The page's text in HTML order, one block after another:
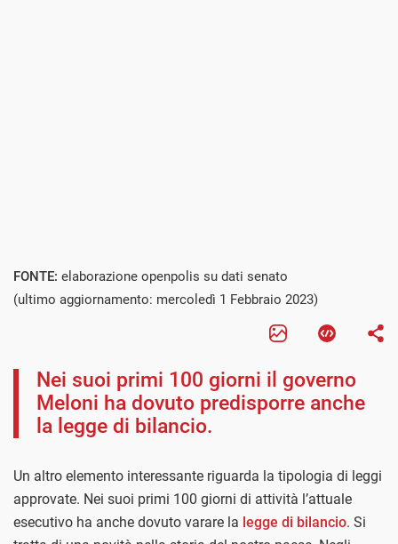
FONTE: elaborazione openpolis su dati senato
(ultimo aggiornamento: mercoledì 1 Febbraio 2023)
Nei suoi primi 100 giorni il governo
Meloni ha dovuto predisporre anche
la legge di bilancio.
Un altro elemento interessante riguarda la tipologia di leggi
approvate. Nei suoi primi 100 giorni di attività l’attuale
esecutivo ha anche dovuto varare la legge di bilancio. Si